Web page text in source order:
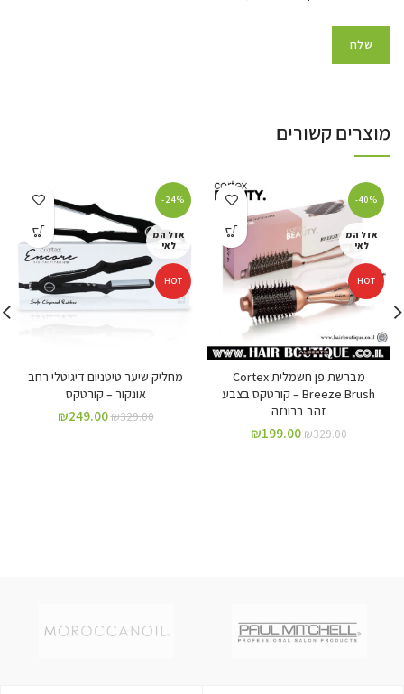
מוצרים קשורים
-40%
אזל המ
לאי
HOT
מברשת פן חשמלית Cortex
Breeze Brush – קורטקס בצבע
זהב ברונזה
₪329.00
₪199.00
-24%
אזל המ
לאי
HOT
מחליק שיער טיטניום דיגיטלי רחב
אונקור – קורטקס
₪329.00
₪249.00